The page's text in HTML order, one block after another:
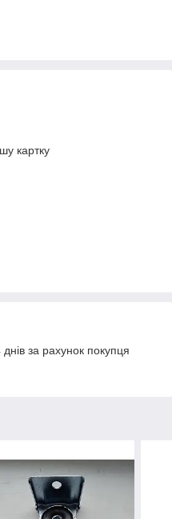
картку
за рахунок покупця